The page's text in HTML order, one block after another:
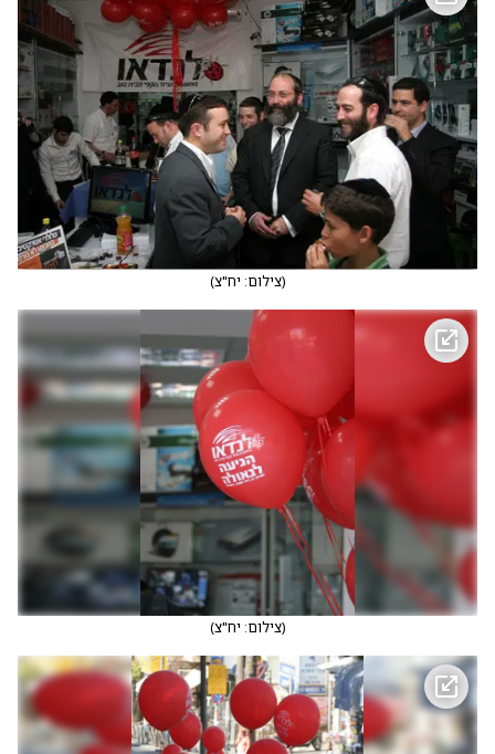
(צילום: יח"צ)
(צילום: יח"צ)